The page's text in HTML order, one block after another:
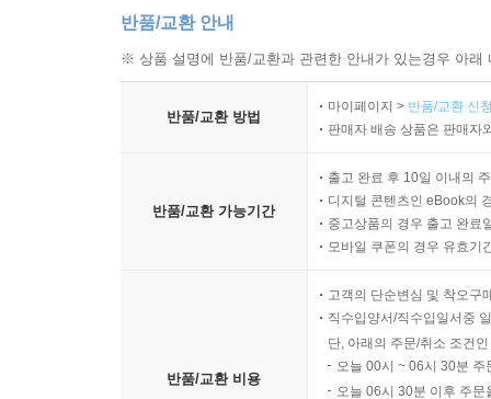
반품/교환 안내
※ 상품 설명에 반품/교환과 관련한 안내가 있는경우 아
반품/교환 방법
마이페이지 > 반품/교환 신
판매자 배송 상품은 판매자
반품/교환 가능기간
출고 완료 후 10일 이내의
디지털 콘텐츠인 eBook의
중고상품의 경우 출고 완료
모바일 쿠폰의 경우 유효기
반품/교환 비용
고객의 단순변심 및 착오구
직수입양서/직수입일서중
단, 아래의 주문/취소 조건
오늘 00시 ~ 06시 30분
오늘 06시 30분 이후 주